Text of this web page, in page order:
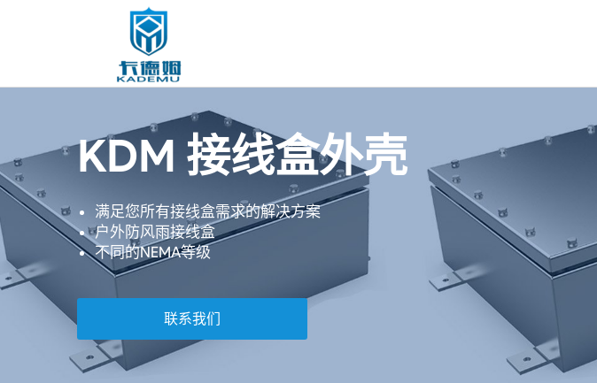
KDM 接线盒外壳
满足您所有接线盒需求的解决方案
户外防风雨接线盒
不同的NEMA等级
联系我们